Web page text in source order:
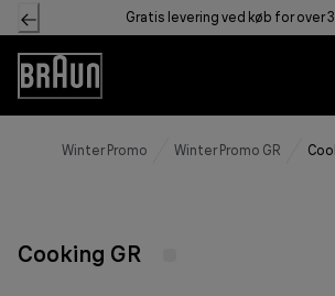
Skip
to
Content
Gratis levering ved køb for over
Accessibility
Statement
Winter Promo Winter Promo GR
Cooking GR